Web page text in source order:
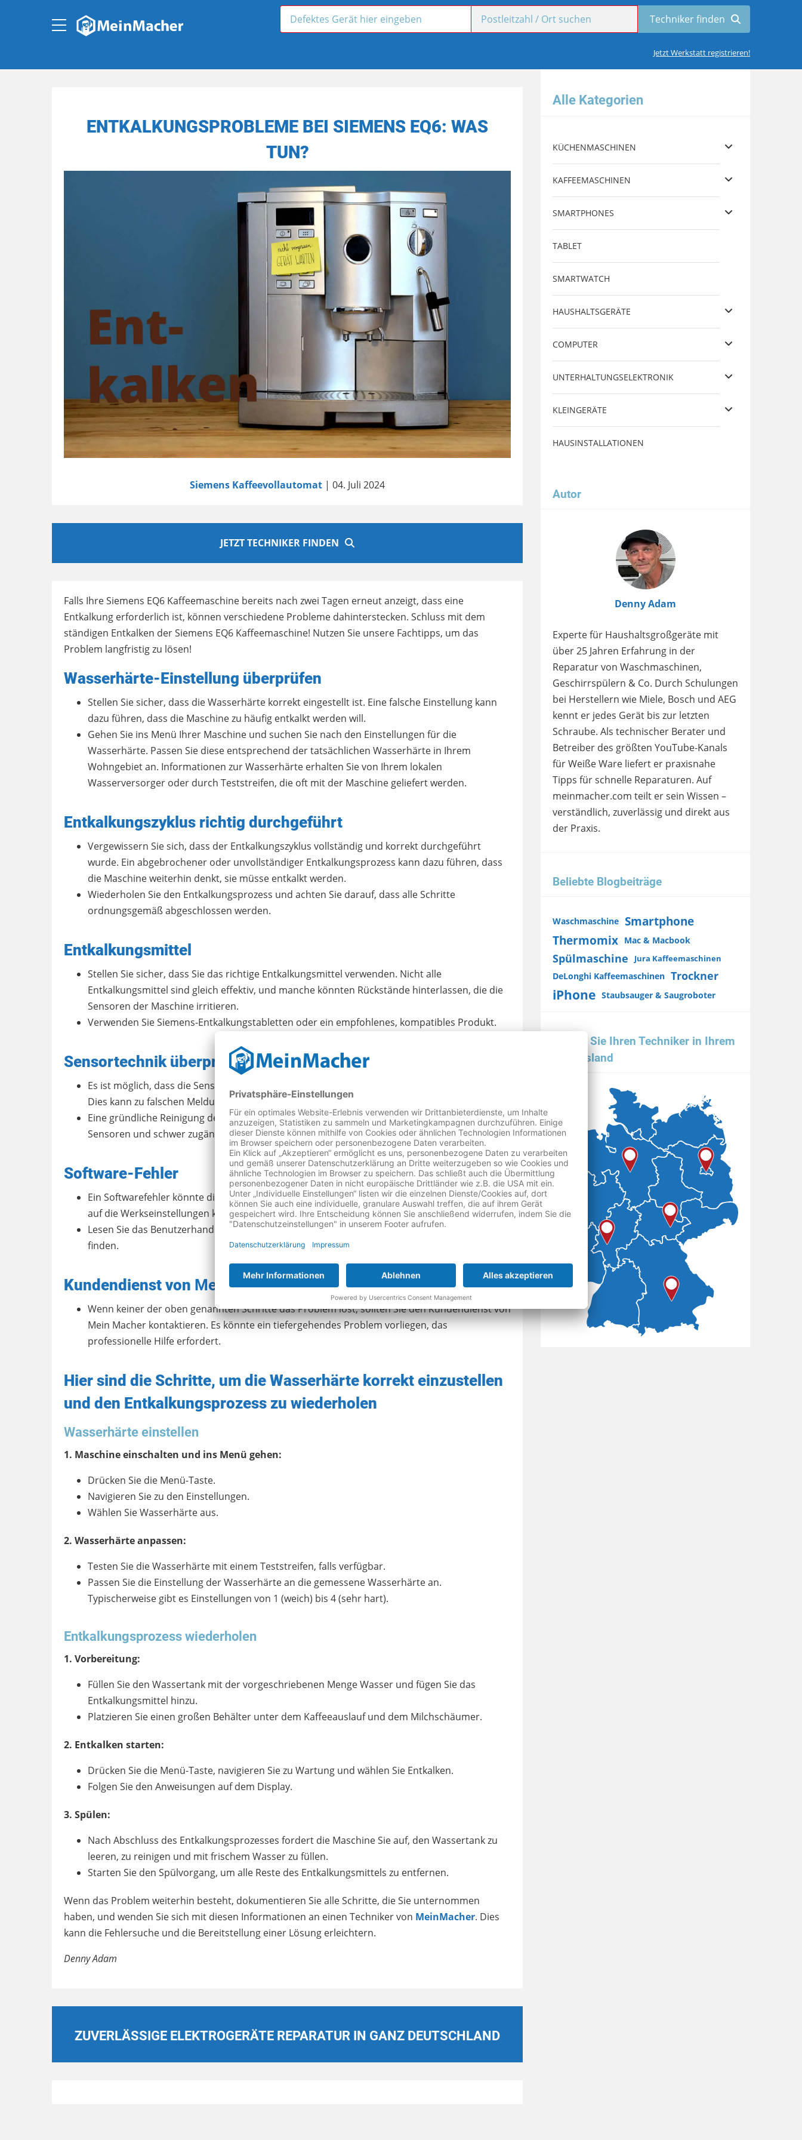
Jetzt Werkstatt registrieren!
ENTKALKUNGSPROBLEME BEI SIEMENS EQ6: WAS
TUN?
Siemens Kaffeevollautomat | 04. Juli 2024
JETZT TECHNIKER FINDEN
Falls Ihre Siemens EQ6 Kaffeemaschine bereits nach zwei Tagen erneut anzeigt, dass eine
Entkalkung erforderlich ist, können verschiedene Probleme dahinterstecken. Schluss mit dem
ständigen Entkalken der Siemens EQ6 Kaffeemaschine! Nutzen Sie unsere Fachtipps, um das
Problem langfristig zu lösen!
Wasserhärte-Einstellung überprüfen
Stellen Sie sicher, dass die Wasserhärte korrekt eingestellt ist. Eine falsche Einstellung kann
dazu führen, dass die Maschine zu häufig entkalkt werden will.
Gehen Sie ins Menü Ihrer Maschine und suchen Sie nach den Einstellungen für die
Wasserhärte. Passen Sie diese entsprechend der tatsächlichen Wasserhärte in Ihrem
Wohngebiet an. Informationen zur Wasserhärte erhalten Sie von Ihrem lokalen
Wasserversorger oder durch Teststreifen, die oft mit der Maschine geliefert werden.
Entkalkungszyklus richtig durchgeführt
Vergewissern Sie sich, dass der Entkalkungszyklus vollständig und korrekt durchgeführt
wurde. Ein abgebrochener oder unvollständiger Entkalkungsprozess kann dazu führen, dass
die Maschine weiterhin denkt, sie müsse entkalkt werden.
Wiederholen Sie den Entkalkungsprozess und achten Sie darauf, dass alle Schritte
ordnungsgemäß abgeschlossen werden.
Entkalkungsmittel
Stellen Sie sicher, dass Sie das richtige Entkalkungsmittel verwenden. Nicht alle
Entkalkungsmittel sind gleich effektiv, und manche könnten Rückstände hinterlassen, die die
Sensoren der Maschine irritieren.
Verwenden Sie Siemens-Entkalkungstabletten oder ein empfohlenes, kompatibles Produkt.
Sensortechnik überprüfen
Es ist möglich, dass die Sensoren, die den Kalkgehalt messen, verschmutzt oder defekt sind.
Dies kann zu falschen Meldungen führen.
Eine gründliche Reinigung der Maschine könnte helfen. Achten Sie dabei besonders auf die
Sensoren und schwer zugängliche Stellen.
Software-Fehler
Ein Softwarefehler könnte die Ursache sein. Ein Neustart der Maschine oder ein Zurücksetzen
auf die Werkseinstellungen kann helfen.
Lesen Sie das Benutzerhandbuch, um Anweisungen zum Zurücksetzen der Maschine zu
finden.
Kundendienst von MeinMacherkontaktieren:
Wenn keiner der oben genannten Schritte das Problem löst, sollten Sie den Kundendienst von
Mein Macher kontaktieren. Es könnte ein tiefergehendes Problem vorliegen, das
professionelle Hilfe erfordert.
Hier sind die Schritte, um die Wasserhärte korrekt einzustellen
und den Entkalkungsprozess zu wiederholen
Wasserhärte einstellen
1. Maschine einschalten und ins Menü gehen:
Drücken Sie die Menü-Taste.
Navigieren Sie zu den Einstellungen.
Wählen Sie Wasserhärte aus.
2. Wasserhärte anpassen:
Testen Sie die Wasserhärte mit einem Teststreifen, falls verfügbar.
Passen Sie die Einstellung der Wasserhärte an die gemessene Wasserhärte an.
Typischerweise gibt es Einstellungen von 1 (weich) bis 4 (sehr hart).
Entkalkungsprozess wiederholen
1. Vorbereitung:
Füllen Sie den Wassertank mit der vorgeschriebenen Menge Wasser und fügen Sie das
Entkalkungsmittel hinzu.
Platzieren Sie einen großen Behälter unter dem Kaffeeauslauf und dem Milchschäumer.
2. Entkalken starten:
Drücken Sie die Menü-Taste, navigieren Sie zu Wartung und wählen Sie Entkalken.
Folgen Sie den Anweisungen auf dem Display.
3. Spülen:
Nach Abschluss des Entkalkungsprozesses fordert die Maschine Sie auf, den Wassertank zu
leeren, zu reinigen und mit frischem Wasser zu füllen.
Starten Sie den Spülvorgang, um alle Reste des Entkalkungsmittels zu entfernen.
Wenn das Problem weiterhin besteht, dokumentieren Sie alle Schritte, die Sie unternommen
haben, und wenden Sie sich mit diesen Informationen an einen Techniker von MeinMacher. Dies
kann die Fehlersuche und die Bereitstellung einer Lösung erleichtern.
Denny Adam
ZUVERLÄSSIGE ELEKTROGERÄTE REPARATUR IN GANZ DEUTSCHLAND
Alle Kategorien
KÜCHENMASCHINEN
KAFFEEMASCHINEN
SMARTPHONES
TABLET
SMARTWATCH
HAUSHALTSGERÄTE
COMPUTER
UNTERHALTUNGSELEKTRONIK
KLEINGERÄTE
HAUSINSTALLATIONEN
Autor
Denny Adam
Experte für Haushaltsgroßgeräte mit
über 25 Jahren Erfahrung in der
Reparatur von Waschmaschinen,
Geschirrspülern & Co. Durch Schulungen
bei Herstellern wie Miele, Bosch und AEG
kennt er jedes Gerät bis zur letzten
Schraube. Als technischer Berater und
Betreiber des größten YouTube-Kanals
für Weiße Ware liefert er praxisnahe
Tipps für schnelle Reparaturen. Auf
meinmacher.com teilt er sein Wissen –
verständlich, zuverlässig und direkt aus
der Praxis.
Beliebte Blogbeiträge
Waschmaschine Smartphone
Thermomix Mac & Macbook
Spülmaschine Jura Kaffeemaschinen
DeLonghi Kaffeemaschinen Trockner
iPhone Staubsauger & Saugroboter
Finden Sie Ihren Techniker in Ihrem
Bundesland